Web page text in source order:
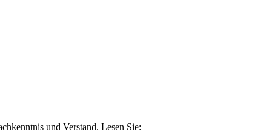
und Verstand. Lesen Sie: